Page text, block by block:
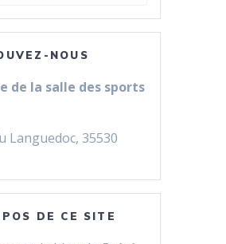
NOUS
de la salle des sports
Languedoc, 35530
DE CE SITE